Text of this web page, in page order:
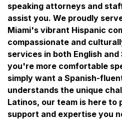
speaking attorneys and
assist you. We proudly
Miami's vibrant Hispanic
compassionate and
services in both English
you're more comfortable
simply want a Spanish-
understands the unique
Latinos, our team is here to
support and expertise you